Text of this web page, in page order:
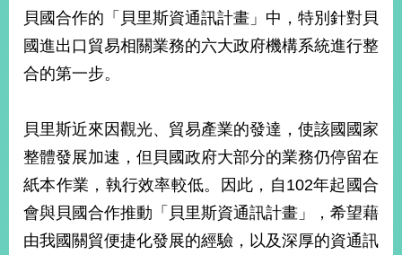
貝國合作的「貝里斯資通訊計畫」中，特別針對貝
國進出口貿易相關業務的六大政府機構系統進行整
合的第一步。
貝里斯近來因觀光、貿易產業的發達，使該國國家
整體發展加速，但貝國政府大部分的業務仍停留在
紙本作業，執行效率較低。因此，自102年起國合
會與貝國合作推動「貝里斯資通訊計畫」，希望藉
由我國關貿便捷化發展的經驗，以及深厚的資通訊